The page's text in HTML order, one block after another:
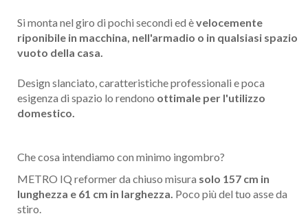
Si monta nel giro di pochi secondi ed èvelocemente
riponibile in macchina, nell'armadio o in qualsiasi spazio
vuoto della casa.
Design slanciato, caratteristiche professionali e poca
esigenza di spazio lo rendono ottimale per l'utilizzo
domestico.
Che cosa intendiamo con minimo ingombro?
METRO IQ reformer da chiuso misura solo 157 cm in
lunghezza e 61 cm in larghezza. Poco più del tuo asse da
stiro.